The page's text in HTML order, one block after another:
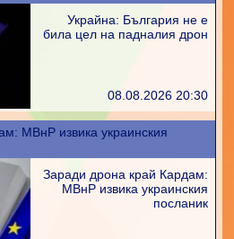
Украйна: България не е
била цел на падналия дрон
08.08.2026 20:30
МВнР извика украинския
Заради дрона край Кардам:
МВнР извика украинския
посланик